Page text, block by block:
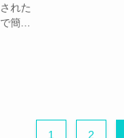
れた
簡...
1 2